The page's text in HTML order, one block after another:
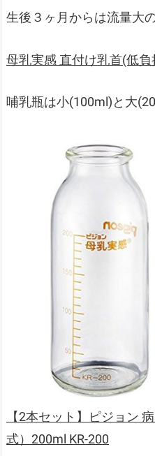
生後３ヶ月からは流量大
母乳実感 直付け乳首(低
哺乳瓶は小(100ml)と大
【2本セット】ピジョン
式）200ml KR-200